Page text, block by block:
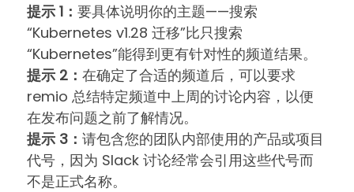
提示 1：要具体说明你的主题——搜索
“Kubernetes v1.28 迁移”比只搜索
“Kubernetes”能得到更有针对性的频道结果。
提示 2：在确定了合适的频道后，可以要求
remio 总结特定频道中上周的讨论内容，以便
在发布问题之前了解情况。
提示 3：请包含您的团队内部使用的产品或项目
代号，因为 Slack 讨论经常会引用这些代号而
不是正式名称。